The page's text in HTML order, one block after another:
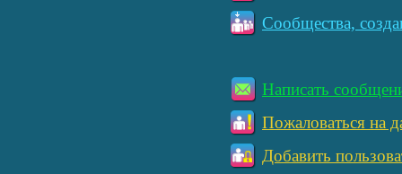
Сообщества,
Написать
Пожаловаться на
Добавить